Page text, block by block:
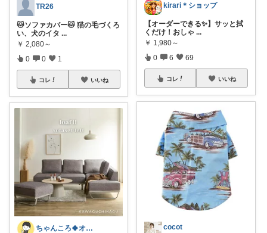
TR26
🐱ソファカバー🐱 猫の毛づくろ
い、犬のイタ ...
￥ 2,080～
0 0 1
コレ いいね
ちゃんころ🍀オリ写/インテリア/キッズ
kirari＊ショップ
【オーダーできる✨】サッと拭
くだけ！おしゃ ...
￥ 1,980～
0 6 69
コレ いいね
cocot